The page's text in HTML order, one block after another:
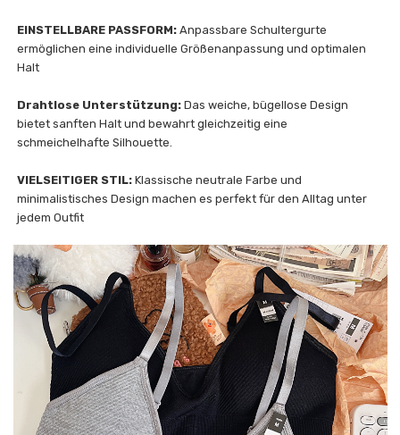
EINSTELLBARE PASSFORM:Anpassbare Schultergurte
ermöglichen eine individuelle Größenanpassung und optimalen
Halt
Drahtlose Unterstützung:Das weiche, bügellose Design
bietet sanften Halt und bewahrt gleichzeitig eine
schmeichelhafte Silhouette.
VIELSEITIGER STIL:Klassische neutrale Farbe und
minimalistisches Design machen es perfekt für den Alltag unter
jedem Outfit